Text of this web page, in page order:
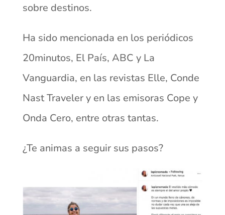
sobre destinos.
Ha sido mencionada en los periódicos
20minutos, El País, ABC y La
Vanguardia, en las revistas Elle, Conde
Nast Traveler y en las emisoras Cope y
Onda Cero, entre otras tantas.
¿Te animas a seguir sus pasos?